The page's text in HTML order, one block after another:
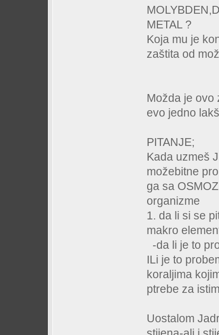
METAL ?
Koja mu je
zaštita od
Možda je ovo
evo jedno
PITANJE;
Kada uzmeš
možebitne
ga sa
organizme
1. da li si se
makro
-da li je to
ILi je to
koraljima
ptrebe za
Uostalom